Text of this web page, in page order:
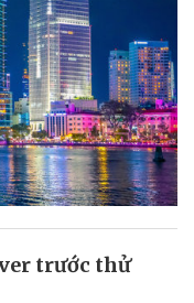
trước thử